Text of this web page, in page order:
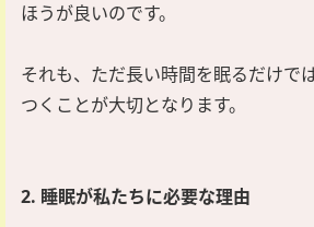
ほうが良いのです。
それも、ただ長い時間を眠るだけで
つくことが大切となります。
2. 睡眠が私たちに必要な理由